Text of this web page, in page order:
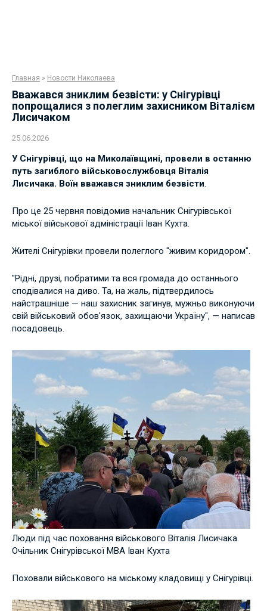
Главная » Новости Николаева
Вважався зниклим безвісти: у Снігурівці
попрощалися з полеглим захисником Віталієм
Лисичаком
25.06.2026
У Снігурівці, що на Миколаївщині, провели в останню
путь загиблого військовослужбовця Віталія
Лисичака. Воїн вважався зниклим безвісти
Про це 25 червня повідомив начальник Снігурівської
міської військової адміністрації Іван Кухта.
Жителі Снігурівки провели полеглого "живим коридором".
"Рідні, друзі, побратими та вся громада до останнього
сподівалися на диво. Та, на жаль, підтвердилось
найстрашніше — наш захисник загинув, мужньо виконуючи
свій військовий обов'язок, захищаючи Україну", — написав
посадовець.
Люди під час поховання військового Віталія Лисичака.
Очільник Снігурівської МВА Іван Кухта
Поховали військового на міському кладовищі у Снігурівці.